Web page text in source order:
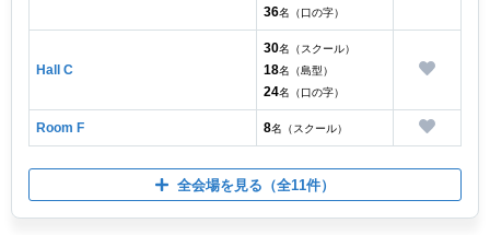
36名（口の字）
Hall C
30名（スクール）
18名（島型）
24名（口の字）
Room F 8名（スクール）
全会場を見る （全11件）